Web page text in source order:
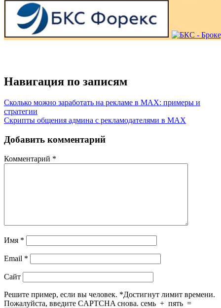
Навигация по записям
Сколько можно заработать на рекламе в MAX: примеры и
стратегии
Скрипты общения админа с рекламодателями в MAX
Добавить комментарий
Комментарий *
Имя *
Email *
Сайт
Решите пример, если вы человек. *Достигнут лимит времени.
Пожалуйста, введите CAPTCHA снова. семь + пять =